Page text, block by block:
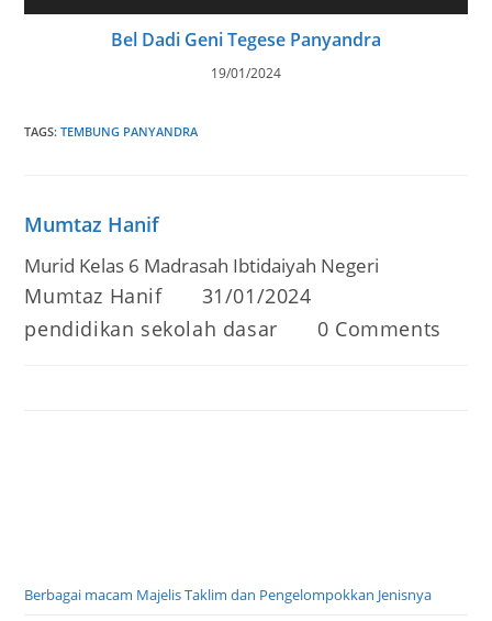
Bel Dadi Geni Tegese Panyandra
19/01/2024
TAGS:TEMBUNG PANYANDRA
Mumtaz Hanif
Murid Kelas 6 Madrasah Ibtidaiyah Negeri
Post
Mumtaz Hanif
Post
31/01/2024
Post
category:
pendidikan sekolah dasar
Post
0 Comments
Berbagai macam Majelis Taklim dan Pengelompokkan Jenisnya